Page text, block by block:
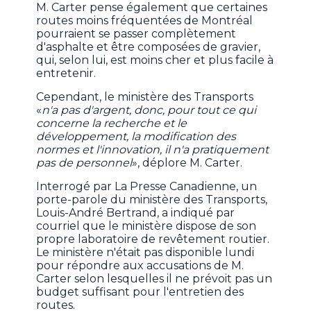
M. Carter pense également que certaines
routes moins fréquentées de Montréal
pourraient se passer complètement
d'asphalte et être composées de gravier,
qui, selon lui, est moins cher et plus facile à
entretenir.
Cependant, le ministère des Transports
«n'a pas d'argent, donc, pour tout ce qui
concerne la recherche et le
développement, la modification des
normes et l'innovation, il n'a pratiquement
pas de personnel», déplore M. Carter.
Interrogé par La Presse Canadienne, un
porte-parole du ministère des Transports,
Louis-André Bertrand, a indiqué par
courriel que le ministère dispose de son
propre laboratoire de revêtement routier.
Le ministère n'était pas disponible lundi
pour répondre aux accusations de M.
Carter selon lesquelles il ne prévoit pas un
budget suffisant pour l'entretien des
routes.